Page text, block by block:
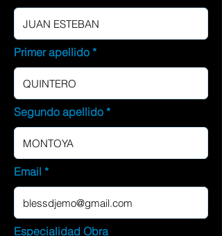
Primer apellido
Segundo apellido
Email
Especialidad Obra